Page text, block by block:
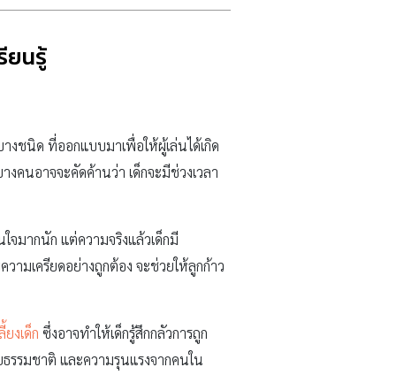
ยนรู้
ชนิด ที่ออกแบบมาเพื่อให้ผู้เล่นได้เกิด
คนอาจจะคัดค้านว่า เด็กจะมีช่วงเวลา
จมากนัก แต่ความจริงแล้วเด็กมี
ามเครียดอย่างถูกต้อง จะช่วยให้ลูกก้าว
ยงเด็ก ซึ่งอาจทำให้เด็กรู้สึกกลัวการถูก
รมชาติ และความรุนแรงจากคนใน